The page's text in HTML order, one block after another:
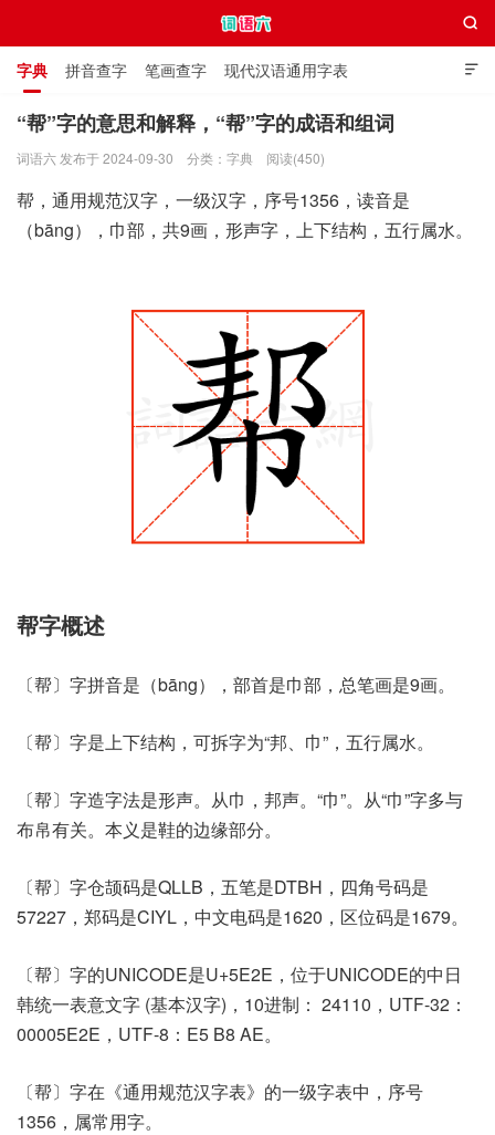

字典 拼音查字 笔画查字 现代汉语通用字表
通用规范汉字表 叠字大全 独体字大全 极简英语词典

“帮”字的意思和解释，“帮”字的成语和组词
词语六 发布于 2024-09-30 分类： 字典 阅读(450)
帮，通用规范汉字，一级汉字，序号1356，读音是
（bāng），巾部，共9画，形声字，上下结构，五行属水。
帮字概述
〔帮〕字拼音是（bāng），部首是巾部，总笔画是9画。
〔帮〕字是上下结构，可拆字为“邦、巾”，五行属水。
〔帮〕字造字法是形声。从巾，邦声。“巾”。从“巾”字多与
布帛有关。本义是鞋的边缘部分。
〔帮〕字仓颉码是QLLB，五笔是DTBH，四角号码是
57227，郑码是CIYL，中文电码是1620，区位码是1679。
〔帮〕字的UNICODE是U+5E2E，位于UNICODE的中日
韩统一表意文字 (基本汉字)，10进制： 24110，UTF-32：
00005E2E，UTF-8：E5 B8 AE。
〔帮〕字在《通用规范汉字表》的一级字表中，序号
1356，属常用字。